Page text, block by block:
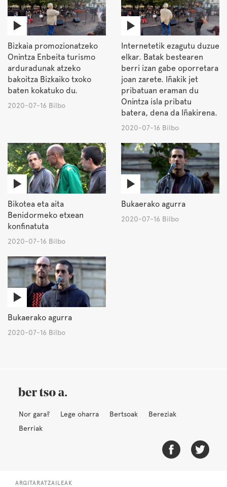
Bizkaia promozionatzeko
Onintza Enbeita turismo
arduradunak atzeko
bakoitza Bizkaiko txoko
baten kokatuko du.
2020-07-16 Bilbo
Internetetik ezagutu duzue
elkar. Batak bestearen
berri izan gabe oporretara
joan zarete. Iñakik jet
pribatuan eraman du
Onintza isla pribatu
batera, dena da Iñakirena.
2020-07-16 Bilbo
Bikotea eta aita
Benidormeko etxean
konfinatuta
2020-07-16 Bilbo
Bukaerako agurra
2020-07-16 Bilbo
Bukaerako agurra
2020-07-16 Bilbo
Nor gara? Lege oharra Bertsoak
Bereziak
Berriak
ARGITARATZAILEAK